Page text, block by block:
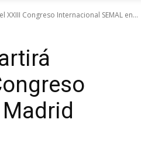
Congreso Internacional SEMAL en...